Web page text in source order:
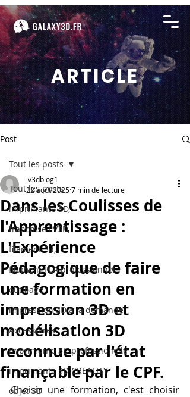
ARTICLE
Post
Tout les posts
imprimante 3D,
franchise LV3D,
filament 3d,
filament PLA professionnel
outillage
impression 3D à la demande
Accessoires
imprimante 3D professionelle
imprimante 3D CREALITY
objet 3D
Tout les posts
Dans les Coulisses de
l'Apprentissage :
L'Expérience
Pédagogique de faire
une formation en
impression 3D et
modélisation 3D
reconnue par l'état
finançable par le CPF.
lv3dblog1
22 août 20257 min de lecture
Choisir une formation, c'est choisir